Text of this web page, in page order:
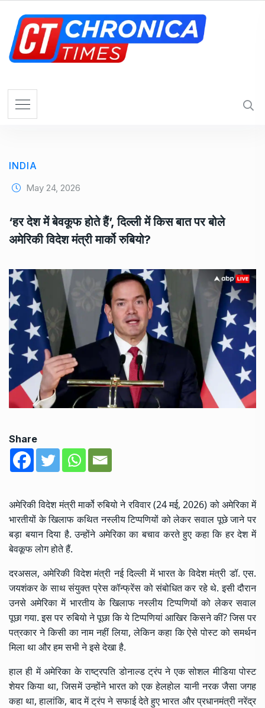
INDIA
May 24, 2026
‘हर देश में बेवकूफ होते हैं’, दिल्ली में किस बात पर बोले
अमेरिकी विदेश मंत्री मार्को रुबियो?
Share
अमेरिकी विदेश मंत्री मार्को रुबियो ने रविवार (24 मई, 2026) को अमेरिका में
भारतीयों के खिलाफ कथित नस्लीय टिप्पणियों को लेकर सवाल पूछे जाने पर
बड़ा बयान दिया है. उन्होंने अमेरिका का बचाव करते हुए कहा कि हर देश में
बेवकूफ लोग होते हैं.
दरअसल, अमेरिकी विदेश मंत्री नई दिल्ली में भारत के विदेश मंत्री डॉ. एस.
जयशंकर के साथ संयुक्त प्रेस कॉन्फ्रेंस को संबोधित कर रहे थे. इसी दौरान
उनसे अमेरिका में भारतीय के खिलाफ नस्लीय टिप्पणियों को लेकर सवाल
पूछा गया. इस पर रुबियो ने पूछा कि ये टिप्पणियां आखिर किसने कीं? जिस पर
पत्रकार ने किसी का नाम नहीं लिया, लेकिन कहा कि ऐसे पोस्ट को समर्थन
मिला था और हम सभी ने इसे देखा है.
हाल ही में अमेरिका के राष्ट्रपतिडोनाल्ड ट्रंपने एक सोशल मीडिया पोस्ट
शेयर किया था, जिसमें उन्होंने भारत को एक हेलहोल यानी नरक जैसा जगह
कहा था, हालांकि, बाद में ट्रंप ने सफाई देते हुए भारत और प्रधानमंत्रीनरेंद्र